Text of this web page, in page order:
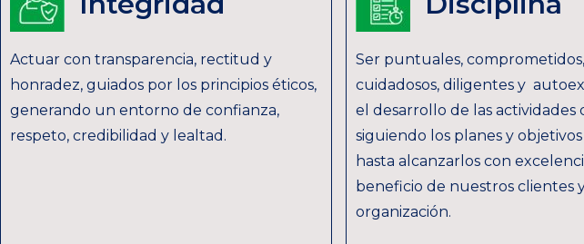
Actuar con transparencia, rectitud y
honradez, guiados por los principios éticos,
generando un entorno de confianza,
respeto, credibilidad y lealtad.
Ser puntuales, comprometidos,
cuidadosos, diligentes y
el desarrollo de las actividades
siguiendo los planes y
hasta alcanzarlos con
beneficio de nuestros clientes
organización.